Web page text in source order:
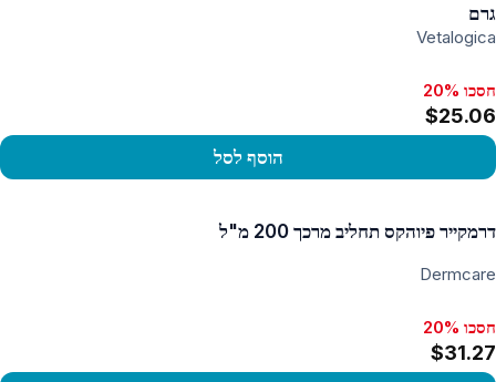
גרם
Vetalogica
חסכו 20%
$25.06
הוסף לסל
דרמקייר פיוהקס תחליב מרכך 200 מ"ל
Dermcare
חסכו 20%
$31.27